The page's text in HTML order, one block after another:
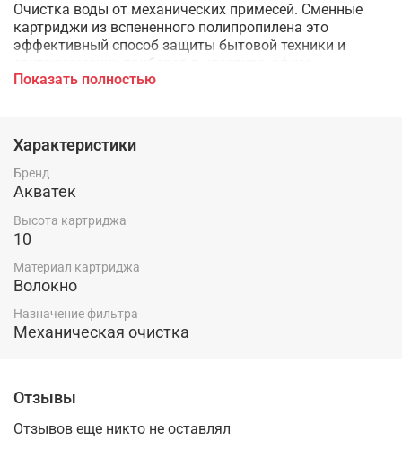
Очистка воды от механических примесей. Сменные
картриджи из вспененного полипропилена это
эффективный способ защиты бытовой техники и
сантехнических приборов в квартире, офисе,
загородном доме. Степень фильтрации: 10 мкм.
Показать полностью
Характеристики
Бренд
Акватек
Высота картриджа
10
Материал картриджа
Волокно
Назначение фильтра
Механическая очистка
Отзывы
Отзывов еще никто не оставлял